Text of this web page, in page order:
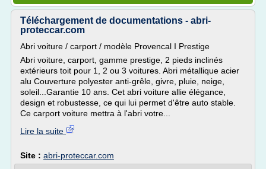
Téléchargement de documentations - abri-
proteccar.com
Abri voiture / carport / modèle Provencal I Prestige
Abri voiture, carport, gamme prestige, 2 pieds inclinés
extérieurs toit pour 1, 2 ou 3 voitures. Abri métallique acier
alu Couverture polyester anti-grêle, givre, pluie, neige,
soleil...Garantie 10 ans. Cet abri voiture allie élégance,
design et robustesse, ce qui lui permet d'être auto stable.
Ce carport voiture mettra à l'abri votre...
Lire la suite
Site : abri-proteccar.com